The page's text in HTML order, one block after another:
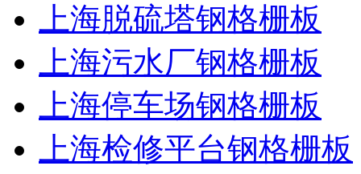
上海脱硫塔钢格栅板
上海污水厂钢格栅板
上海停车场钢格栅板
上海检修平台钢格栅板